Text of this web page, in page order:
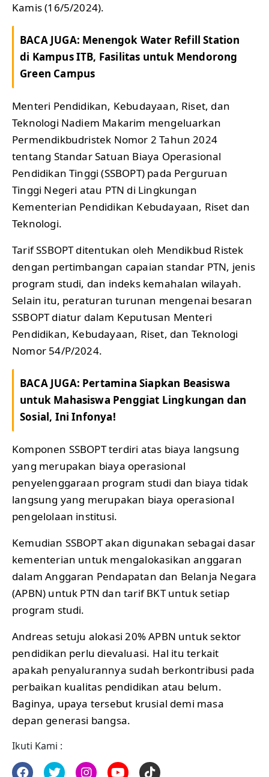
Kamis (16/5/2024).
BACA JUGA: Menengok Water Refill Station
di Kampus ITB, Fasilitas untuk Mendorong
Green Campus
Menteri Pendidikan, Kebudayaan, Riset, dan
Teknologi Nadiem Makarim mengeluarkan
Permendikbudristek Nomor 2 Tahun 2024
tentang Standar Satuan Biaya Operasional
Pendidikan Tinggi (SSBOPT) pada Perguruan
Tinggi Negeri atau PTN di Lingkungan
Kementerian Pendidikan Kebudayaan, Riset dan
Teknologi.
Tarif SSBOPT ditentukan oleh Mendikbud Ristek
dengan pertimbangan capaian standar PTN, jenis
program studi, dan indeks kemahalan wilayah.
Selain itu, peraturan turunan mengenai besaran
SSBOPT diatur dalam Keputusan Menteri
Pendidikan, Kebudayaan, Riset, dan Teknologi
Nomor 54/P/2024.
BACA JUGA: Pertamina Siapkan Beasiswa
untuk Mahasiswa Penggiat Lingkungan dan
Sosial, Ini Infonya!
Komponen SSBOPT terdiri atas biaya langsung
yang merupakan biaya operasional
penyelenggaraan program studi dan biaya tidak
langsung yang merupakan biaya operasional
pengelolaan institusi.
Kemudian SSBOPT akan digunakan sebagai dasar
kementerian untuk mengalokasikan anggaran
dalam Anggaran Pendapatan dan Belanja Negara
(APBN) untuk PTN dan tarif BKT untuk setiap
program studi.
Andreas setuju alokasi 20% APBN untuk sektor
pendidikan perlu dievaluasi. Hal itu terkait
apakah penyalurannya sudah berkontribusi pada
perbaikan kualitas pendidikan atau belum.
Baginya, upaya tersebut krusial demi masa
depan generasi bangsa.
Ikuti Kami :